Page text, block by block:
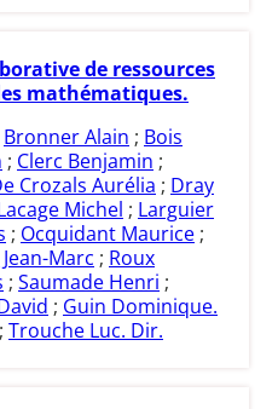
de ressources
mathématiques.
Bronner Alain ; Bois
; Clerc Benjamin ;
Crozals Aurélia ; Dray
Michel ; Larguier
; Ocquidant Maurice ;
Marc ; Roux
; Saumade Henri ;
; Guin Dominique.
; Trouche Luc. Dir.